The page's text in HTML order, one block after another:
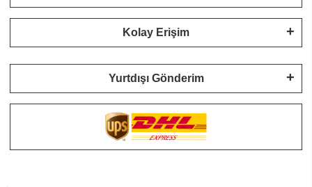
Kolay Erişim
Yurtdışı Gönderim